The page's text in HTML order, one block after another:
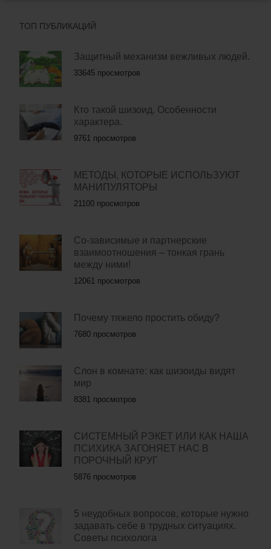
ТОП ПУБЛИКАЦИЙ
Защитный механизм вежливых людей.
33645 просмотров
Кто такой шизоид. Особенности
характера.
9761 просмотров
МЕТОДЫ, КОТОРЫЕ ИСПОЛЬЗУЮТ
МАНИПУЛЯТОРЫ
21100 просмотров
Со-зависимые и партнерские
взаимоотношения – тонкая грань
между ними!
12061 просмотров
Почему тяжело простить обиду?
7680 просмотров
Слон в комнате: как шизоиды видят
мир
8381 просмотров
СИСТЕМНЫЙ РЭКЕТ ИЛИ КАК НАША
ПСИХИКА ЗАГОНЯЕТ НАС В
ПОРОЧНЫЙ КРУГ
5876 просмотров
5 неудобных вопросов, которые нужно
задавать себе в трудных ситуациях.
Советы психолога